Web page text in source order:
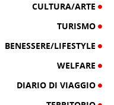
CULTURA/ARTE
TURISMO
BENESSERE/LIFESTYLE
WELFARE
DIARIO DI VIAGGIO